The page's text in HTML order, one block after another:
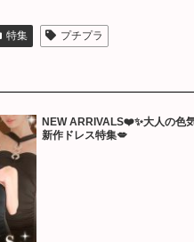
特集 プチプラ
NEW ARRIVALS❤️✨大人の色
新作ドレス特集💋